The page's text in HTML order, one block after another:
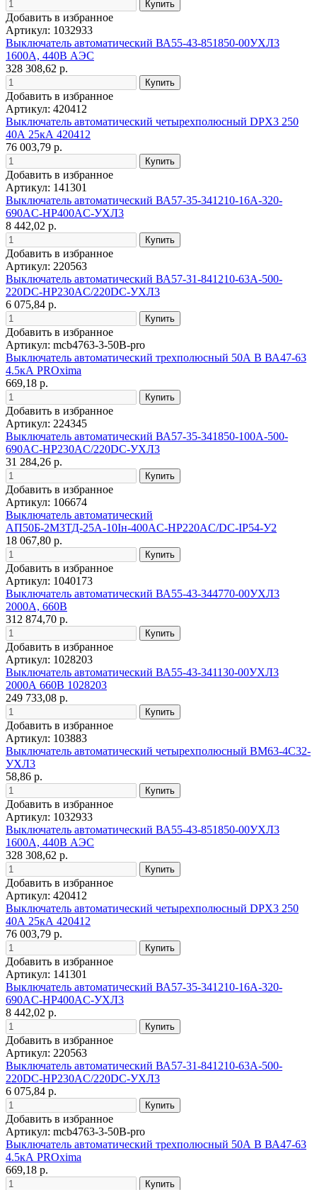
Добавить в избранное
Артикул: 1032933
Выключатель автоматический ВА55-43-851850-00УХЛ3
1600А, 440В АЭС
328 308,62 р.
Добавить в избранное
Артикул: 420412
Выключатель автоматический четырехполюсный DPX3 250
40А 25кА 420412
76 003,79 р.
Добавить в избранное
Артикул: 141301
Выключатель автоматический ВА57-35-341210-16А-320-
690AC-НР400AC-УХЛ3
8 442,02 р.
Добавить в избранное
Артикул: 220563
Выключатель автоматический ВА57-31-841210-63А-500-
220DC-НР230AC/220DC-УХЛ3
6 075,84 р.
Добавить в избранное
Артикул: mcb4763-3-50B-pro
Выключатель автоматический трехполюсный 50А В ВА47-63
4.5кА PROxima
669,18 р.
Добавить в избранное
Артикул: 224345
Выключатель автоматический ВА57-35-341850-100А-500-
690AC-НР230AC/220DC-УХЛ3
31 284,26 р.
Добавить в избранное
Артикул: 106674
Выключатель автоматический
АП50Б-2М3ТД-25А-10Iн-400AC-НР220AC/DC-IP54-У2
18 067,80 р.
Добавить в избранное
Артикул: 1040173
Выключатель автоматический ВА55-43-344770-00УХЛ3
2000А, 660В
312 874,70 р.
Добавить в избранное
Артикул: 1028203
Выключатель автоматический ВА55-43-341130-00УХЛ3
2000А 660В 1028203
249 733,08 р.
Добавить в избранное
Артикул: 103883
Выключатель автоматический четырехполюсный BM63-4C32-
УХЛ3
58,86 р.
Добавить в избранное
Артикул: 1032933
Выключатель автоматический ВА55-43-851850-00УХЛ3
1600А, 440В АЭС
328 308,62 р.
Добавить в избранное
Артикул: 420412
Выключатель автоматический четырехполюсный DPX3 250
40А 25кА 420412
76 003,79 р.
Добавить в избранное
Артикул: 141301
Выключатель автоматический ВА57-35-341210-16А-320-
690AC-НР400AC-УХЛ3
8 442,02 р.
Добавить в избранное
Артикул: 220563
Выключатель автоматический ВА57-31-841210-63А-500-
220DC-НР230AC/220DC-УХЛ3
6 075,84 р.
Добавить в избранное
Артикул: mcb4763-3-50B-pro
Выключатель автоматический трехполюсный 50А В ВА47-63
4.5кА PROxima
669,18 р.